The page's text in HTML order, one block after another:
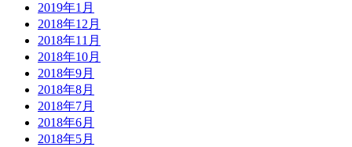
2019年1月
2018年12月
2018年11月
2018年10月
2018年9月
2018年8月
2018年7月
2018年6月
2018年5月